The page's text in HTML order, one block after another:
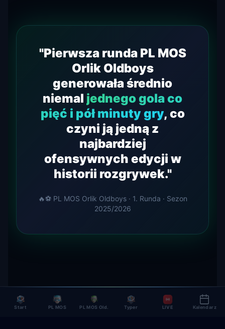
"Pierwsza runda PL MOS
Orlik Oldboys
generowała średnio
niemal jednego gola co
pięć i pół minuty gry, co
czyni ją jedną z
najbardziej
ofensywnych edycji w
historii rozgrywek."
🔥⚽ PL MOS Orlik Oldboys · 1. Runda · Sezon
2025/2026
Start PL MOS PL MOS Old. Typer LIVE Kalendarz